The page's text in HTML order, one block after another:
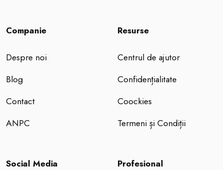
Companie
Despre noi
Blog
Contact
ANPC
Resurse
Centrul de ajutor
Confidențialitate
Coockies
Termeni și Condiții
Social Media Profesional